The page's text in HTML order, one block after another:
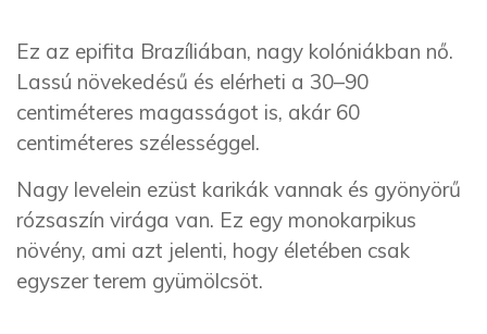
Ez az epifita Brazíliában, nagy kolóniákban nő.
Lassú növekedésű és elérheti a 30–90
centiméteres magasságot is, akár 60
centiméteres szélességgel.
Nagy levelein ezüst karikák vannak és gyönyörű
rózsaszín virága van. Ez egy monokarpikus
növény, ami azt jelenti, hogy életében csak
egyszer terem gyümölcsöt.